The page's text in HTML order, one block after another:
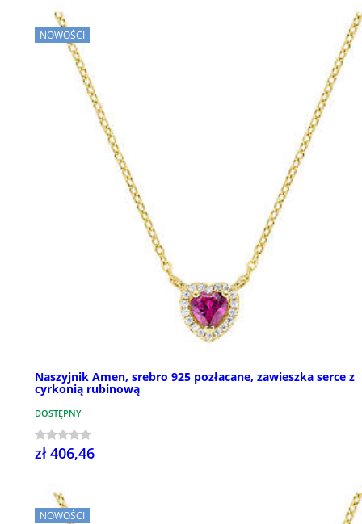
NOWOŚCI
Naszyjnik Amen, srebro 925 pozłacane, zawieszka serce z
cyrkonią rubinową
DOSTĘPNY
zł 406,46
NOWOŚCI